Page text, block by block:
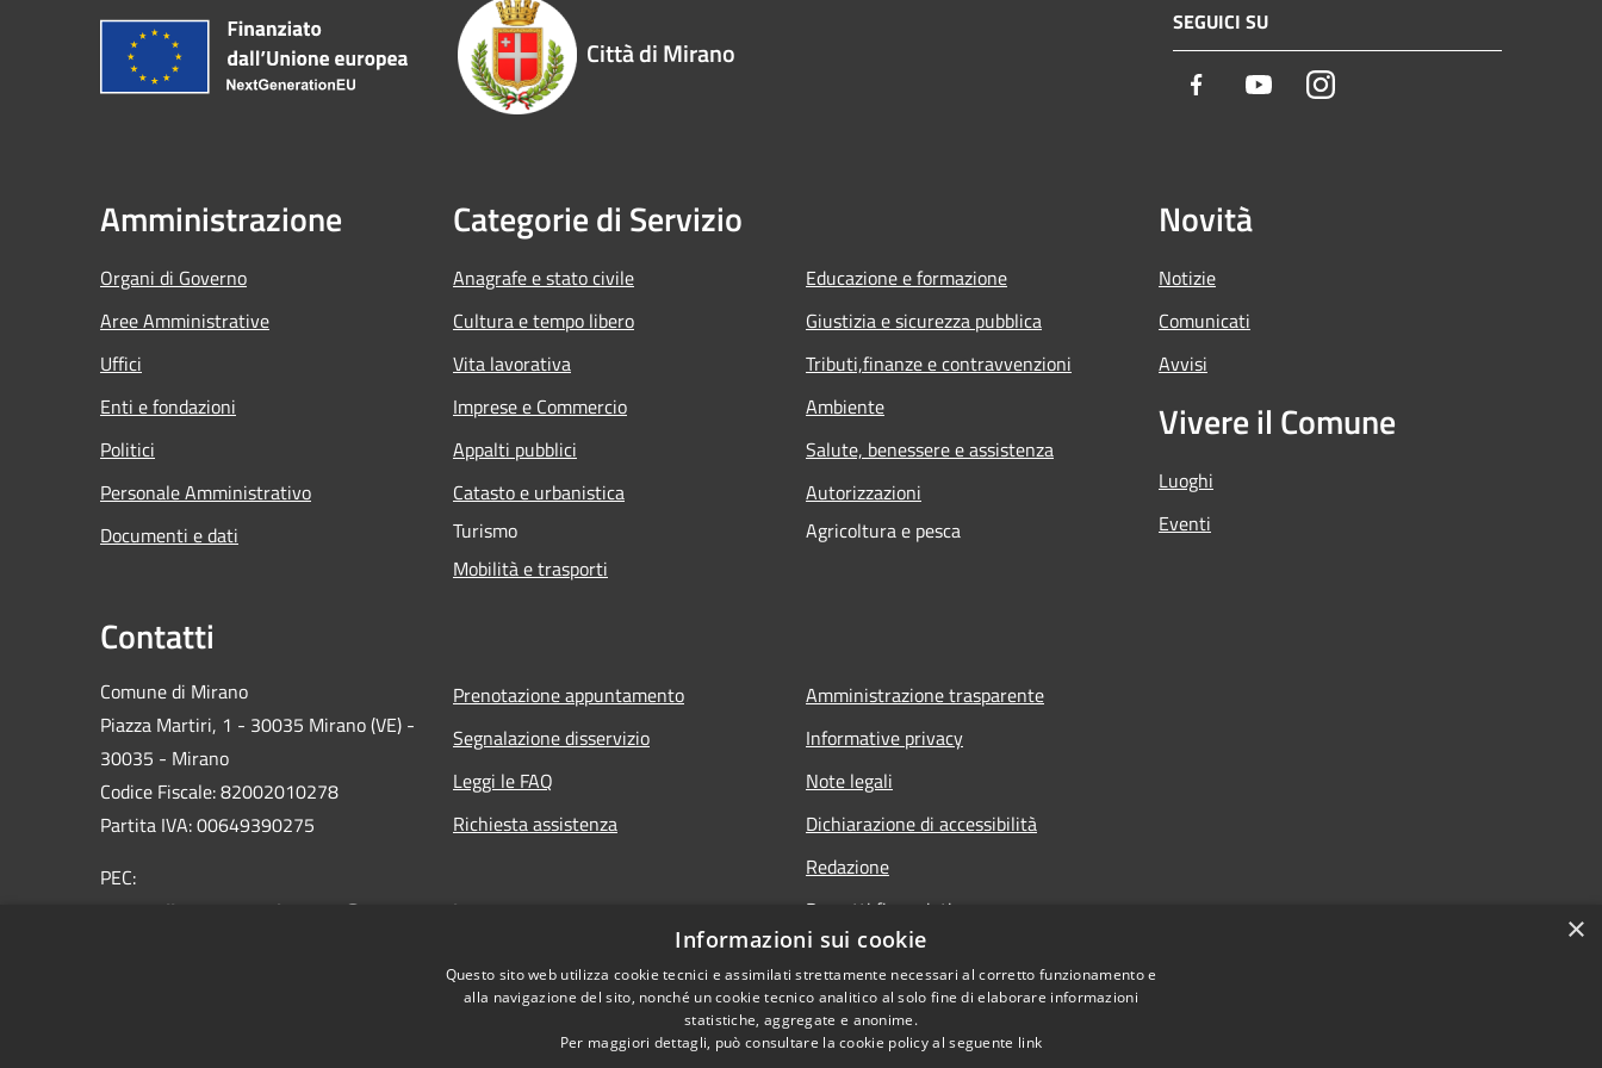
Città di Mirano
SEGUICI SU
Facebook YoutubeInstagram
Amministrazione
Organi di Governo
Aree Amministrative
Uffici
Enti e fondazioni
Politici
Personale Amministrativo
Documenti e dati
Categorie di Servizio
Anagrafe e stato civile
Cultura e tempo libero
Vita lavorativa
Imprese e Commercio
Appalti pubblici
Catasto e urbanistica
Turismo
Mobilità e trasporti
Educazione e formazione
Giustizia e sicurezza pubblica
Tributi,finanze e contravvenzioni
Ambiente
Salute, benessere e assistenza
Autorizzazioni
Agricoltura e pesca
Novità
Notizie
Comunicati
Avvisi
Vivere il Comune
Luoghi
Eventi
Contatti
Comune di Mirano
Piazza Martiri, 1 - 30035 Mirano (VE) -
30035 - Mirano
Codice Fiscale: 82002010278
Partita IVA: 00649390275
PEC:
protocollo.comune.mirano.ve@pecveneto.it
Prenotazione appuntamento
Segnalazione disservizio
Leggi le FAQ
Richiesta assistenza
Amministrazione trasparente
Informative privacy
Note legali
Dichiarazione di accessibilità
Redazione
Progetti finanziati
×
Informazioni sui cookie
Questo sito web utilizza cookie tecnici e assimilati strettamente necessari al corretto funzionamento e
alla navigazione del sito, nonché un cookie tecnico analitico al solo fine di elaborare informazioni
statistiche, aggregate e anonime.
Per maggiori dettagli, può consultare la cookie policy al seguente link